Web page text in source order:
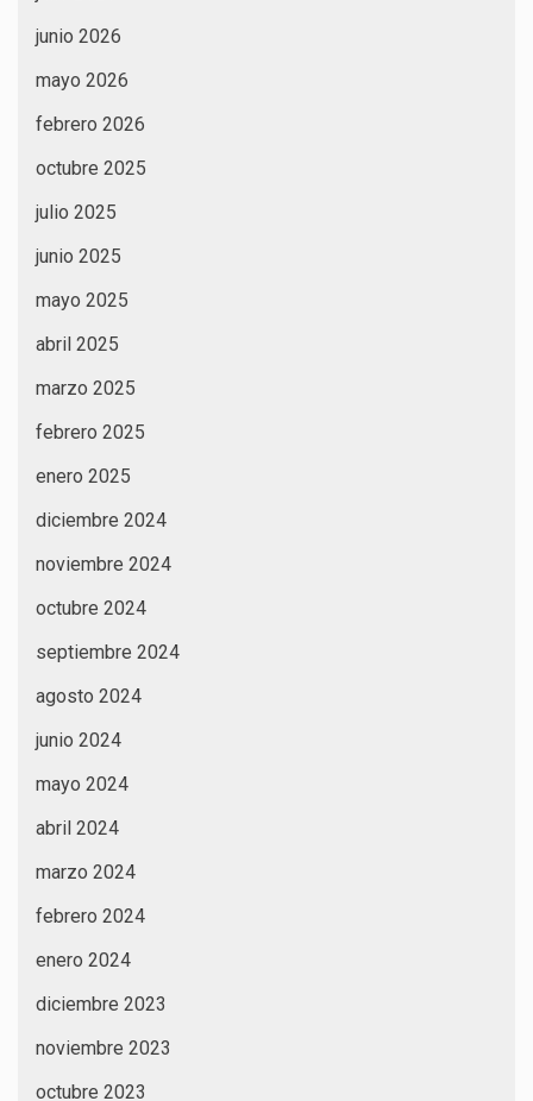
junio 2026
mayo 2026
febrero 2026
octubre 2025
julio 2025
junio 2025
mayo 2025
abril 2025
marzo 2025
febrero 2025
enero 2025
diciembre 2024
noviembre 2024
octubre 2024
septiembre 2024
agosto 2024
junio 2024
mayo 2024
abril 2024
marzo 2024
febrero 2024
enero 2024
diciembre 2023
noviembre 2023
octubre 2023